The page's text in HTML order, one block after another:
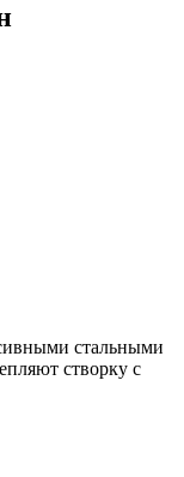
стальными
створку с